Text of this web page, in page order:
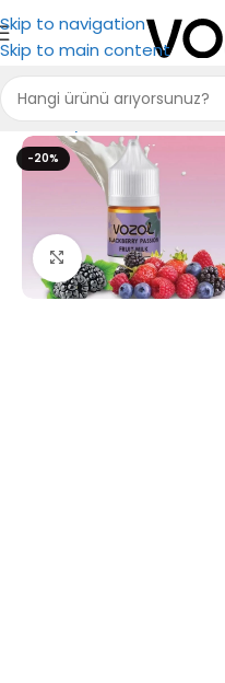
Skip to navigation
Skip to main content
Ana Sayfa Vozol Likit
-20%
Büyütmek için tıkla